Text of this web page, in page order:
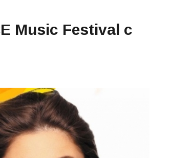
Music Festival с